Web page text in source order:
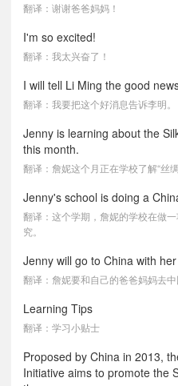
翻译：谢谢爸爸妈妈！
I'm so excited!
翻译：我太兴奋了！
I will tell Li Ming the good
翻译：我要把这个好消息告诉李明。
Jenny is learning about the
this month.
翻译：詹妮这个月正在学校了解“丝绸
Jenny's school is doing a
翻译：这个学期，詹妮的学校在做
究。
Jenny will go to China with
翻译：詹妮要和自己的爸爸妈妈去中
Learning Tips
翻译：学习小贴士
Proposed by China in 2013,
Initiative aims to promote the